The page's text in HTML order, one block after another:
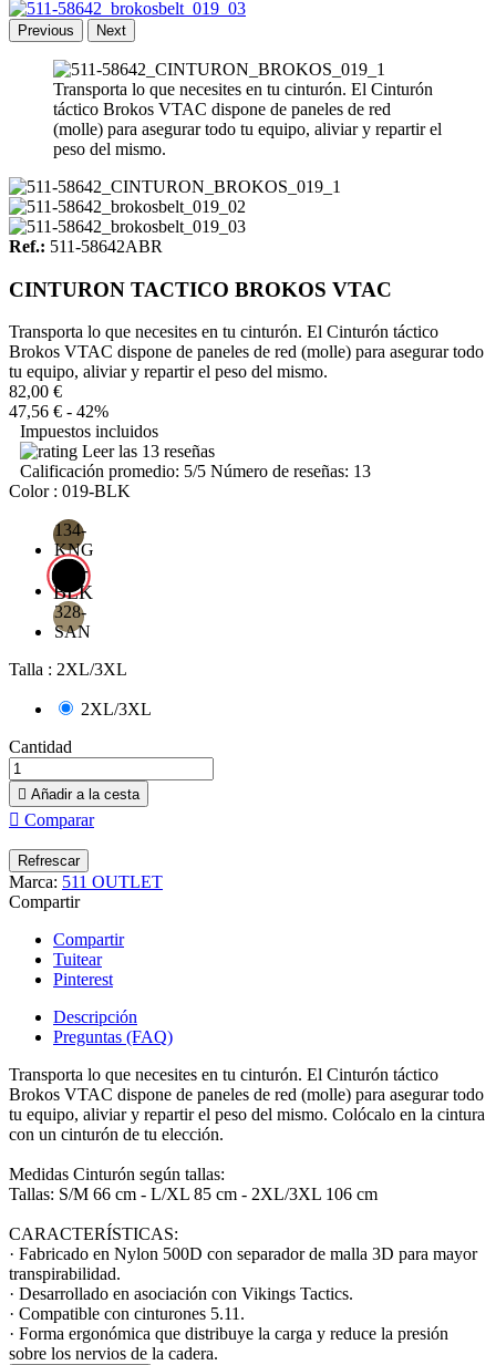
Previous Next
Transporta lo que necesites en tu cinturón. El Cinturón
táctico Brokos VTAC dispone de paneles de red
(molle) para asegurar todo tu equipo, aliviar y repartir el
peso del mismo.
Ref.: 511-58642ABR
CINTURON TACTICO BROKOS VTAC
Transporta lo que necesites en tu cinturón. El Cinturón táctico
Brokos VTAC dispone de paneles de red (molle) para asegurar todo
tu equipo, aliviar y repartir el peso del mismo.
82,00 €
47,56 € - 42%
Impuestos incluidos
Leer las 13 reseñas
Calificación promedio: 5/5 Número de reseñas: 13
Color : 019-BLK
134-
KNG
019-
BLK
328-
SAN
Talla : 2XL/3XL
2XL/3XL
Cantidad
 Añadir a la cesta
 Comparar
Marca: 511 OUTLET
Compartir
Compartir
Tuitear
Pinterest
Descripción
Preguntas (FAQ)
Transporta lo que necesites en tu cinturón. El Cinturón táctico
Brokos VTAC dispone de paneles de red (molle) para asegurar todo
tu equipo, aliviar y repartir el peso del mismo. Colócalo en la cintura
con un cinturón de tu elección.
Medidas Cinturón según tallas:
Tallas: S/M 66 cm - L/XL 85 cm - 2XL/3XL 106 cm
CARACTERÍSTICAS:
· Fabricado en Nylon 500D con separador de malla 3D para mayor
transpirabilidad.
· Desarrollado en asociación con Vikings Tactics.
· Compatible con cinturones 5.11.
· Forma ergonómica que distribuye la carga y reduce la presión
sobre los nervios de la cadera.